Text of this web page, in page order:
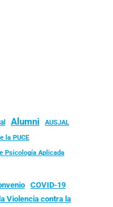
Alumni
AUSJAL
la PUCE
Psicología Aplicada
COVID-19
Violencia contra la